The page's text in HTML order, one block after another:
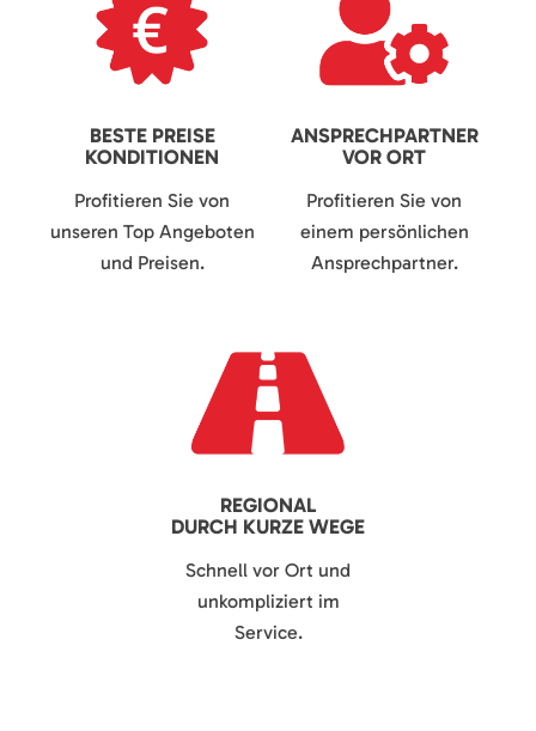
BESTE PREISE
KONDITIONEN
Profitieren Sie von
unseren Top Angeboten
und Preisen.
ANSPRECHPARTNER
VOR ORT
Profitieren Sie von
einem persönlichen
Ansprechpartner.
REGIONAL
DURCH KURZE WEGE
Schnell vor Ort und
unkompliziert im
Service.